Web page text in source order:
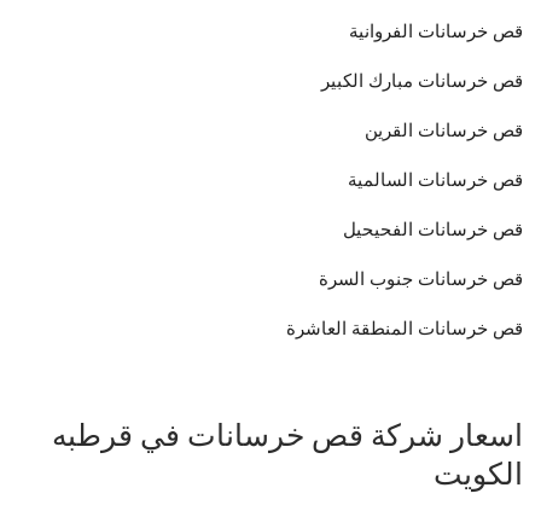
قص خرسانات الفروانية
قص خرسانات مبارك الكبير
قص خرسانات القرين
قص خرسانات السالمية
قص خرسانات الفحيحيل
قص خرسانات جنوب السرة
قص خرسانات المنطقة العاشرة
اسعار شركة قص خرسانات في قرطبه
الكويت